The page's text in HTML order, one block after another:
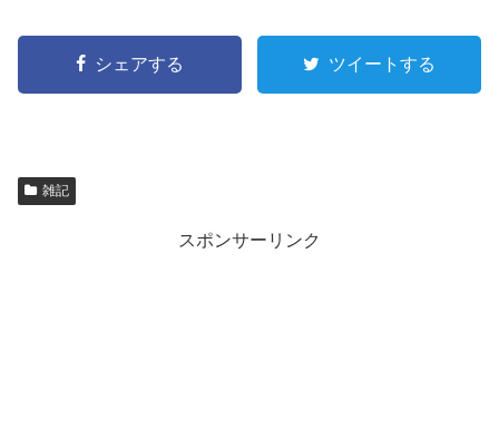
シェアする ツイートする
雑記
スポンサーリンク